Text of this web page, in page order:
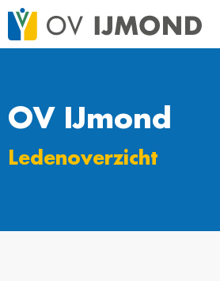
OV IJmond
Ledenoverzicht